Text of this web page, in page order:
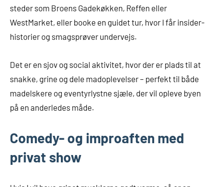
steder som Broens Gadekøkken, Reffen eller
WestMarket, eller booke en guidet tur, hvor I får insider-
historier og smagsprøver undervejs.
Det er en sjov og social aktivitet, hvor der er plads til at
snakke, grine og dele madoplevelser – perfekt til både
madelskere og eventyrlystne sjæle, der vil opleve byen
på en anderledes måde.
Comedy- og improaften med
privat show